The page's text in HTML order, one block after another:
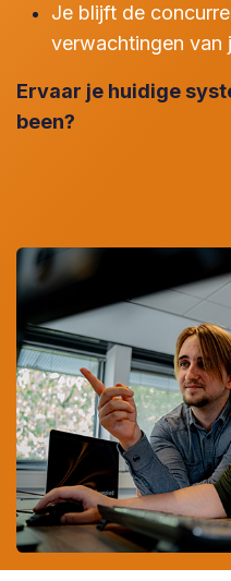
Je blijft de
verwachtingen van
Ervaar je huidige
been?